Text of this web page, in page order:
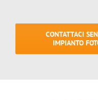
CONTATTACI
IMPIANTO